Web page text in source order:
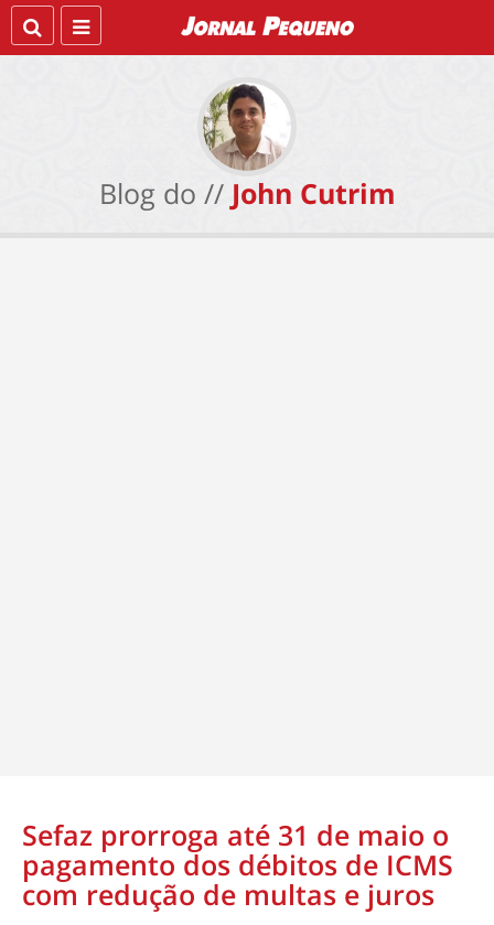
Blog do // John Cutrim
Sefaz prorroga até 31 de maio o
pagamento dos débitos de ICMS
com redução de multas e juros